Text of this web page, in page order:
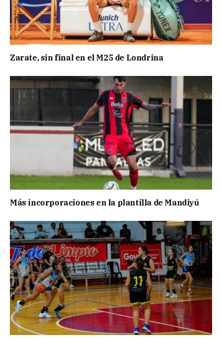
Zarate, sin final en el M25 de Londrina
Más incorporaciones en la plantilla de Mandiyú